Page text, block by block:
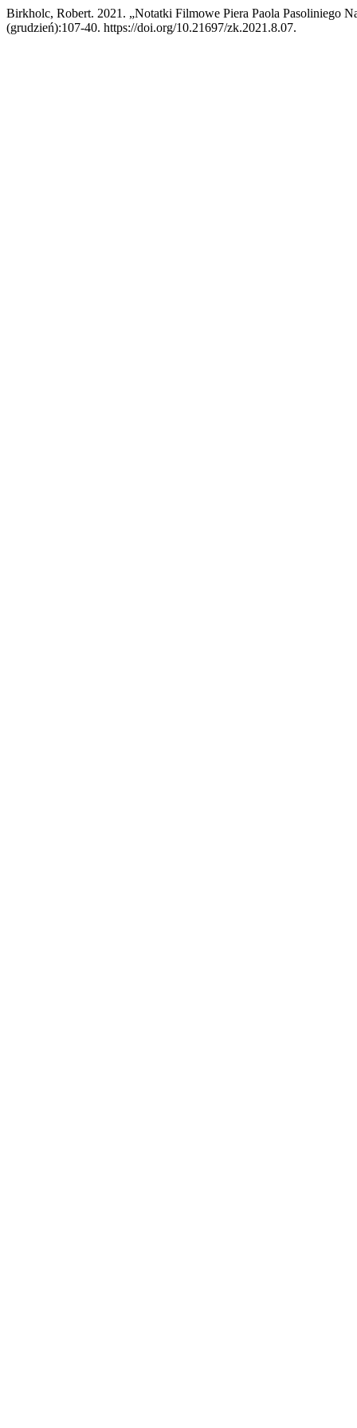
Birkholc, Robert. 2021. „Notatki Filmowe Piera Paola Pasoliniego
(grudzień):107-40. https://doi.org/10.21697/zk.2021.8.07.